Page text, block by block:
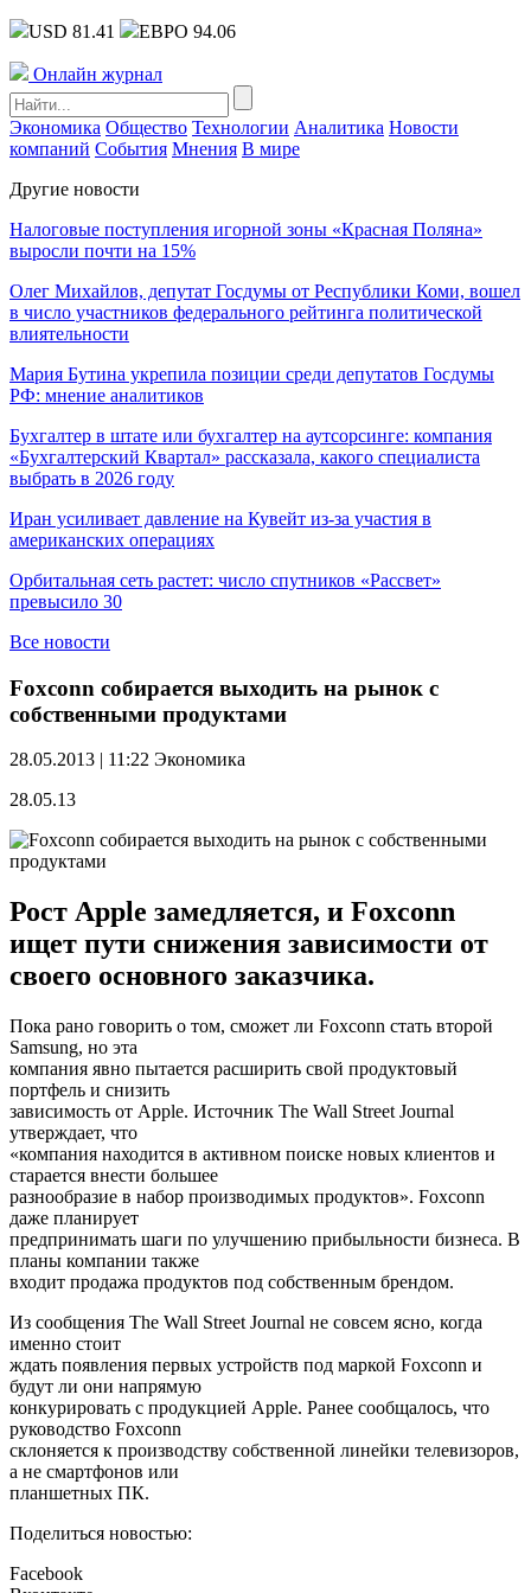
USD 81.41 ЕВРО 94.06
Онлайн журнал
Экономика Общество Технологии Аналитика Новости
компаний События Мнения В мире
Другие новости
Налоговые поступления игорной зоны «Красная Поляна»
выросли почти на 15%
Олег Михайлов, депутат Госдумы от Республики Коми, вошел
в число участников федерального рейтинга политической
влиятельности
Мария Бутина укрепила позиции среди депутатов Госдумы
РФ: мнение аналитиков
Бухгалтер в штате или бухгалтер на аутсорсинге: компания
«Бухгалтерский Квартал» рассказала, какого специалиста
выбрать в 2026 году
Иран усиливает давление на Кувейт из-за участия в
американских операциях
Орбитальная сеть растет: число спутников «Рассвет»
превысило 30
Все новости
Foxconn собирается выходить на рынок с
собственными продуктами
28.05.2013 | 11:22 Экономика
28.05.13
Рост Apple замедляется, и Foxconn
ищет пути снижения зависимости от
своего основного заказчика.
Пока рано говорить о том, сможет ли Foxconn стать второй
Samsung, но эта
компания явно пытается расширить свой продуктовый
портфель и снизить
зависимость от Apple. Источник The Wall Street Journal
утверждает, что
«компания находится в активном поиске новых клиентов и
старается внести большее
разнообразие в набор производимых продуктов». Foxconn
даже планирует
предпринимать шаги по улучшению прибыльности бизнеса. В
планы компании также
входит продажа продуктов под собственным брендом.
Из сообщения The Wall Street Journal не совсем ясно, когда
именно стоит
ждать появления первых устройств под маркой Foxconn и
будут ли они напрямую
конкурировать с продукцией Apple. Ранее сообщалось, что
руководство Foxconn
склоняется к производству собственной линейки телевизоров,
а не смартфонов или
планшетных ПК.
Поделиться новостью:
Facebook